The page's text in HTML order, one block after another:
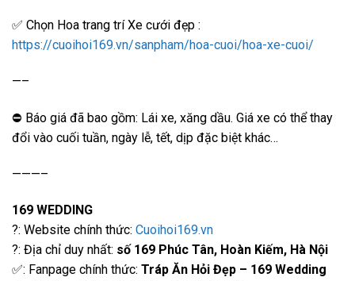
✅ Chọn Hoa trang trí Xe cưới đẹp :
https://cuoihoi169.vn/sanpham/hoa-cuoi/hoa-xe-cuoi/
—–
⛔️ Báo giá đã bao gồm: Lái xe, xăng dầu. Giá xe có thể thay
đổi vào cuối tuần, ngày lễ, tết, dịp đặc biệt khác…
———–
169 WEDDING
?: Website chính thức: Cuoihoi169.vn
?: Địa chỉ duy nhất: số 169 Phúc Tân, Hoàn Kiếm, Hà Nội
✅: Fanpage chính thức: Tráp Ăn Hỏi Đẹp – 169 Wedding